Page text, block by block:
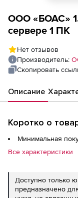
ООО «БОАС»
сервере 1 ПК
Нет отзывов
Производитель:
Скопировать
Описание
Коротко о
Минимальная
Все характеристики
Доступно только
предназначено